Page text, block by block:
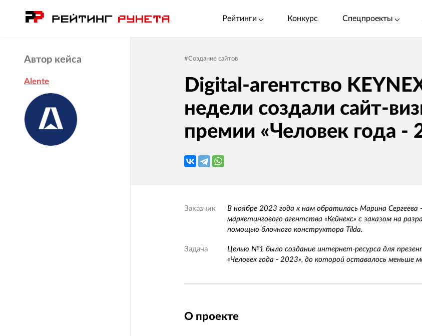
Рейтинги Конкурс Спецпроекты
Автор кейса
Alente
#Создание сайтов
Digital-агентство
недели создали сайт-
премии «Человек года -
Заказчик
В ноябре 2023 года к нам обратилась Марина Сергеева
маркетингового агентства «Кейнекс» с заказом на
помощью блочного конструктора Tilda.
Задача
Целью №1 было создание интернет-ресурса для
«Человек года - 2023», до которой оставалось меньше
О проекте